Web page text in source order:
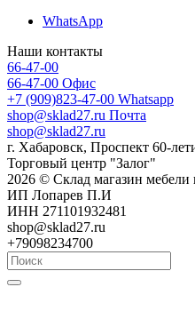
WhatsApp
Наши контакты
66-47-00
66-47-00 Офис
+7 (909)823-47-00 Whatsapp
shop@sklad27.ru Почта
shop@sklad27.ru
г. Хабаровск, Проспект 60-
Торговый центр "Залог"
2026 © Склад магазин мебели
ИП Лопарев П.И
ИНН 271101932481
shop@sklad27.ru
+79098234700